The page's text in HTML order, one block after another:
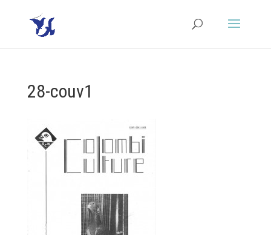
28-couv1